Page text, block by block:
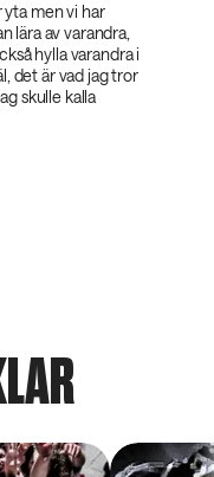
men vi har
lära av varandra,
hylla varandra i
det är vad jag tror
skulle kalla